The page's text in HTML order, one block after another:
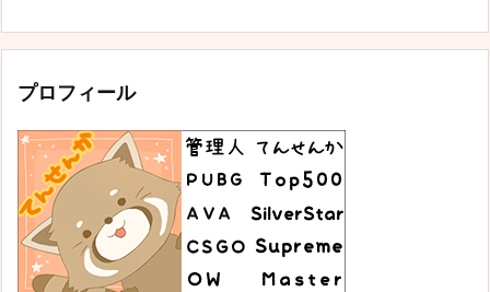
プロフィール